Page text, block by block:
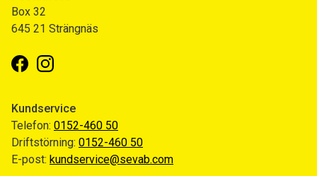
Box 32
645 21 Strängnäs
FacebookInstagram
Kundservice
Telefon: 0152-460 50
Driftstörning: 0152-460 50
E-post: kundservice@sevab.com